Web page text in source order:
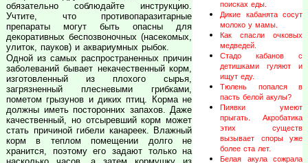
обязательно соблюдайте инструкцию.
Учтите, что противопаразитарные
препараты могут быть опасны для
декоративных беспозвоночных (насекомых,
улиток, пауков) и аквариумных рыбок.
Одной из самых распространенных причин
заболеваний бывает некачественный корм,
изготовленный из плохого сырья,
загрязненный плесневыми грибками,
пометом грызунов и диких птиц. Корма не
должны иметь посторонних запахов. Даже
качественный, но отсыревший корм может
стать причиной гибели канареек. Влажный
корм в теплом помещении долго не
хранится, поэтому его задают только на
поисках еды.
Дикие кабанята сосут
молоко у мамы.
Как спасли очковых
медведей.
Стадо кабанов с
детишками гуляют и
ищут еду.
Тюлень попался в
пасть белой акулы?
Пиявки умеют
прыгать. Акробатика
этих существ
вызывает споры уже
более ста лет.
Белая акула сожрала